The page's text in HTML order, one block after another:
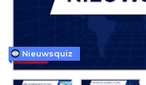
Nieuwsquiz